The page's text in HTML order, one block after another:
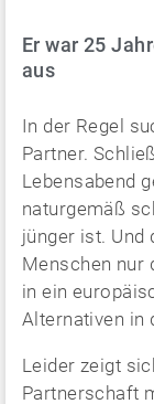
Er war 25
aus
In der Regel
Partner.
Lebensabend
naturgemäß
jünger ist. Und
Menschen nur
in ein
Alternativen in
Leider zeigt
Partnerschaft